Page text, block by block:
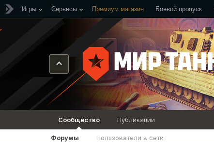
Игры Сервисы Премиум магазин Боевой пропуск
Сообщество
Форумы Пользователи в сети
Публикации